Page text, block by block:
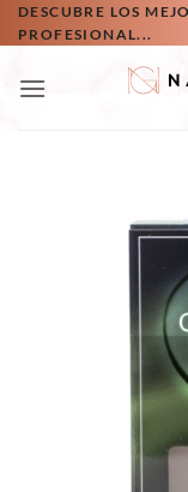
Saltar
al
DESCUBRE LOS
PROFESIONAL...